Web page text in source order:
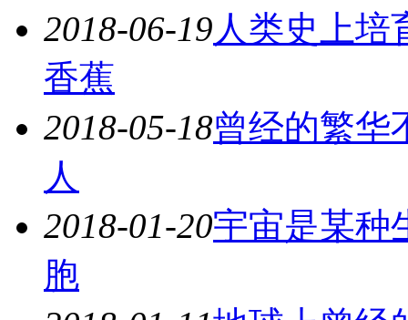
2018-06-19人类史上培
香蕉
2018-05-18曾经的繁华
人
2018-01-20宇宙是某种
胞